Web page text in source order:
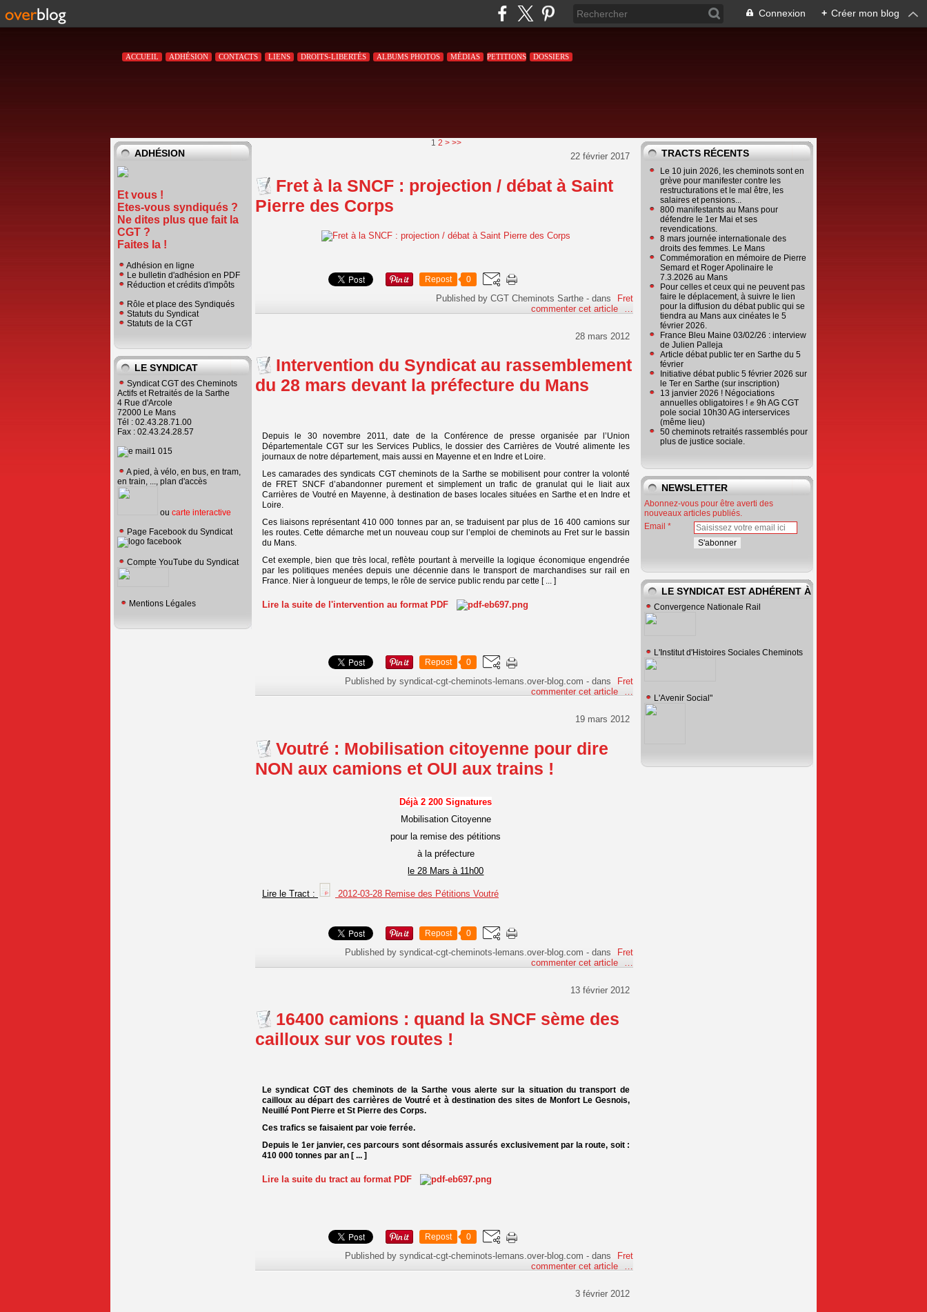
Connexion + Créer mon blog
ACCUEIL ADHÉSION CONTACTS LIENS DROITS-LIBERTÉS ALBUMS PHOTOS MÉDIAS PETITIONS DOSSIERS
ADHÉSION
Et vous !
Etes-vous syndiqués ?
Ne dites plus que fait la
CGT ?
Faites la !
Adhésion en ligne
Le bulletin d'adhésion en PDF
Réduction et crédits d'impôts
Rôle et place des Syndiqués
Statuts du Syndicat
Statuts de la CGT
LE SYNDICAT
Syndicat CGT des Cheminots
Actifs et Retraités de la Sarthe
4 Rue d'Arcole
72000 Le Mans
Tél : 02.43.28.71.00
Fax : 02.43.24.28.57
A pied, à vélo, en bus, en tram,
en train, ..., plan d'accès
ou carte interactive
Page Facebook du Syndicat
Compte YouTube du Syndicat
Mentions Légales
1 2 > >>
22 février 2017
Fret à la SNCF : projection / débat à Saint
Pierre des Corps
Repost 0
Published by CGT Cheminots Sarthe - dans
Fret
commenter cet article
28 mars 2012
Intervention du Syndicat au rassemblement
du 28 mars devant la préfecture du Mans
Depuis le 30 novembre 2011, date de la Conférence de presse organisée par l’Union
Départementale CGT sur les Services Publics, le dossier des Carrières de Voutré alimente les
journaux de notre département, mais aussi en Mayenne et en Indre et Loire.
Les camarades des syndicats CGT cheminots de la Sarthe se mobilisent pour contrer la volonté
de FRET SNCF d’abandonner purement et simplement un trafic de granulat qui le liait aux
Carrières de Voutré en Mayenne, à destination de bases locales situées en Sarthe et en Indre et
Loire.
Ces liaisons représentant 410 000 tonnes par an, se traduisent par plus de 16 400 camions sur
les routes. Cette démarche met un nouveau coup sur l’emploi de cheminots au Fret sur le bassin
du Mans.
Cet exemple, bien que très local, reflète pourtant à merveille la logique économique engendrée
par les politiques menées depuis une décennie dans le transport de marchandises sur rail en
France. Nier à longueur de temps, le rôle de service public rendu par cette [ ... ]
Lire la suite de l'intervention au format PDF
Repost 0
Published by syndicat-cgt-cheminots-lemans.over-blog.com - dans
Fret
commenter cet article
…
19 mars 2012
Voutré : Mobilisation citoyenne pour dire
NON aux camions et OUI aux trains !
Déjà 2 200 Signatures
Mobilisation Citoyenne
pour la remise des pétitions
à la préfecture
le 28 Mars à 11h00
Lire le Tract : 2012-03-28 Remise des Pétitions Voutré
Repost 0
Published by syndicat-cgt-cheminots-lemans.over-blog.com - dans
Fret
commenter cet article
13 février 2012
16400 camions : quand la SNCF sème des
cailloux sur vos routes !
Le syndicat CGT des cheminots de la Sarthe vous alerte sur la situation du transport de
cailloux au départ des carrières de Voutré et à destination des sites de Monfort Le Gesnois,
Neuillé Pont Pierre et St Pierre des Corps.
Ces trafics se faisaient par voie ferrée.
Depuis le 1er janvier, ces parcours sont désormais assurés exclusivement par la route, soit :
410 000 tonnes par an [ ... ]
Lire la suite du tract au format PDF
Repost 0
Published by syndicat-cgt-cheminots-lemans.over-blog.com - dans
Fret
commenter cet article
…
3 février 2012
TRACTS RÉCENTS
Le 10 juin 2026, les cheminots sont en
grève pour manifester contre les
restructurations et le mal être, les
salaires et pensions...
800 manifestants au Mans pour
défendre le 1er Mai et ses
revendications.
8 mars journée internationale des
droits des femmes. Le Mans
Commémoration en mémoire de Pierre
Semard et Roger Apolinaire le
7.3.2026 au Mans
Pour celles et ceux qui ne peuvent pas
faire le déplacement, à suivre le lien
pour la diffusion du débat public qui se
tiendra au Mans aux cinéates le 5
février 2026.
France Bleu Maine 03/02/26 : interview
de Julien Palleja
Article débat public ter en Sarthe du 5
février
Initiative débat public 5 février 2026 sur
le Ter en Sarthe (sur inscription)
13 janvier 2026 ! Négociations
annuelles obligatoires ! ✊ 9h AG CGT
pole social 10h30 AG interservices
(même lieu)
50 cheminots retraités rassemblés pour
plus de justice sociale.
NEWSLETTER
Abonnez-vous pour être averti des
nouveaux articles publiés.
Email
LE SYNDICAT EST ADHÉRENT À
Convergence Nationale Rail
L'Institut d'Histoires Sociales Cheminots
L'Avenir Social"